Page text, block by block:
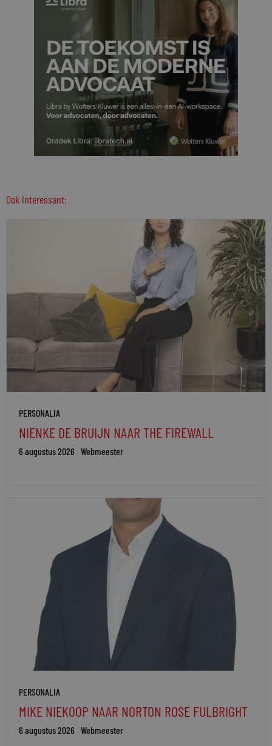
Ook interessant:
PERSONALIA
NIENKE DE BRUIJN NAAR THE FIREWALL
6 augustus 2026 Webmeester
PERSONALIA
MIKE NIEKOOP NAAR NORTON ROSE FULBRIGHT
6 augustus 2026 Webmeester